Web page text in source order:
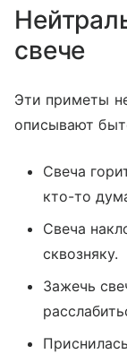
свече
Эти приметы
описывают
Свеча
кто-то
Свеча
сквозняку.
Зажечь